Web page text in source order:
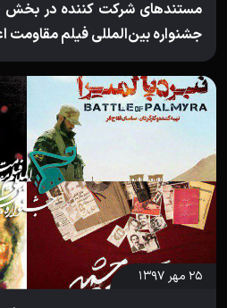
مستندهای شرکت کننده در بخش
جشنواره بین‌المللی فیلم مقاومت
۲۵ مهر ۱۳۹۷